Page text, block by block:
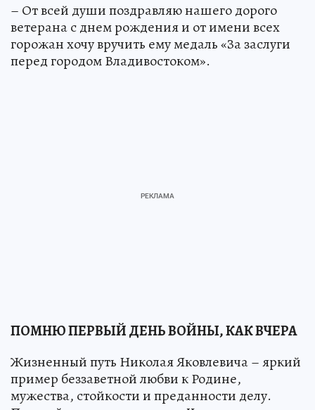
– От всей души поздравляю нашего дорого
ветерана с днем рождения и от имени всех
горожан хочу вручить ему медаль «За заслуги
перед городом Владивостоком».
ПОМНЮ ПЕРВЫЙ ДЕНЬ ВОЙНЫ, КАК ВЧЕРА
Жизненный путь Николая Яковлевича – яркий
пример беззаветной любви к Родине,
мужества, стойкости и преданности делу.